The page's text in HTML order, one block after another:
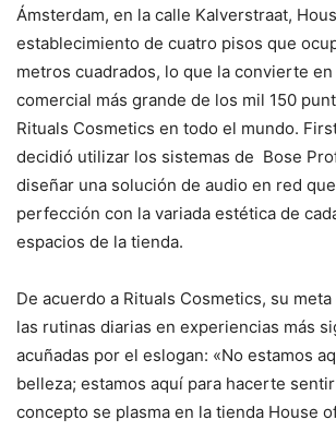
Ámsterdam, en la calle Kalverstraat,
establecimiento de cuatro pisos que
metros cuadrados, lo que la convierte
comercial más grande de los mil 150
Rituals Cosmetics en todo el mundo.
decidió utilizar los sistemas de Bose
diseñar una solución de audio en red
perfección con la variada estética de
espacios de la tienda.
De acuerdo a Rituals Cosmetics, su
las rutinas diarias en experiencias más
acuñadas por el eslogan: «No estamos
belleza; estamos aquí para hacerte
concepto se plasma en la tienda House